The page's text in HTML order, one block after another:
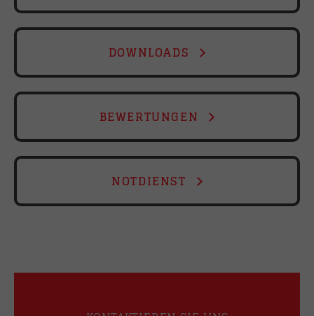
DOWNLOADS
BEWERTUNGEN
NOTDIENST